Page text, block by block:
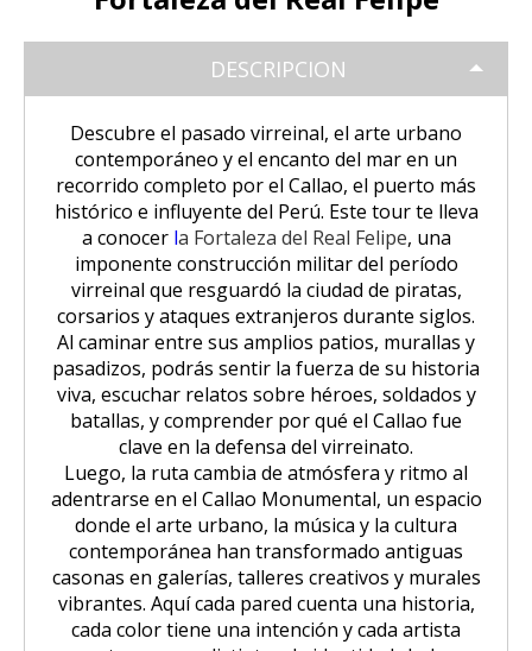
Inca
Amanecer en Cusco desde un Globo
Aerostático
Coloniales entre Sillar
Excursión a la Catarata de Pillones |
Naturaleza entre Rocas y Cascadas
Tour Chullpas de Sillustani desde
Tour Isla de los Uros, Amantaní y
Taquile
Tour Salar de Uyuni 2 Días / 1
Noche
La Paz | Ruta de la muerte en
bicicleta
Copacabana desde la Paz | Full day
Tiwanaku desde La Paz | Full day
Tour Camino Inca 1 Día / Trekking
Tour Machu Picchu, Montaña de
Colores y Laguna Humantay 3 días
Tour Machu Picchu 1 Día / Desde
Cusco
Salkantay Trek 4D| Ruta Ancestral
hacia Machu Picchu
SALKANTAY
Salkantay Trek 4D| Ruta Ancestral
hacia Machu Picchu
Salkantay Trek 2D| Caminata
Montañas Glaciares y Selva Andina
PAQUETES TURÍSTICOS
Tour Perú: Lima – Arequipa – Cusco
Tour Machu Picchu 5Dias/4Noches
Tour Machu Picchu 4 Días/3Noches
Choquequirao Trek 4 dias 3 noches
BLOG
CONTACTANOS
DESCRIPCION
Descubre el pasado virreinal, el arte urbano
contemporáneo y el encanto del mar en un
recorrido completo por el Callao, el puerto más
histórico e influyente del Perú. Este tour te lleva
a conocerla Fortaleza del Real Felipe, una
imponente construcción militar del período
virreinal que resguardó la ciudad de piratas,
corsarios y ataques extranjeros durante siglos.
Al caminar entre sus amplios patios, murallas y
pasadizos, podrás sentir la fuerza de su historia
viva, escuchar relatos sobre héroes, soldados y
batallas, y comprender por qué el Callao fue
clave en la defensa del virreinato.
Luego, la ruta cambia de atmósfera y ritmo al
adentrarse en el Callao Monumental, un espacio
donde el arte urbano, la música y la cultura
contemporánea han transformado antiguas
casonas en galerías, talleres creativos y murales
vibrantes. Aquí cada pared cuenta una historia,
cada color tiene una intención y cada artista